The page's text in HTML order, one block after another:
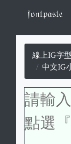
𝔣𝔬𝔫𝔱𝔭𝔞𝔰𝔱𝔢
線上IG字
中文IG小篆字